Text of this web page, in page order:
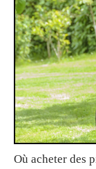
Où acheter des